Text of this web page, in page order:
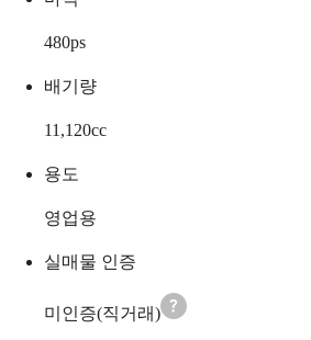
480ps
배기량
11,120cc
용도
영업용
실매물 인증
미인증(직거래)